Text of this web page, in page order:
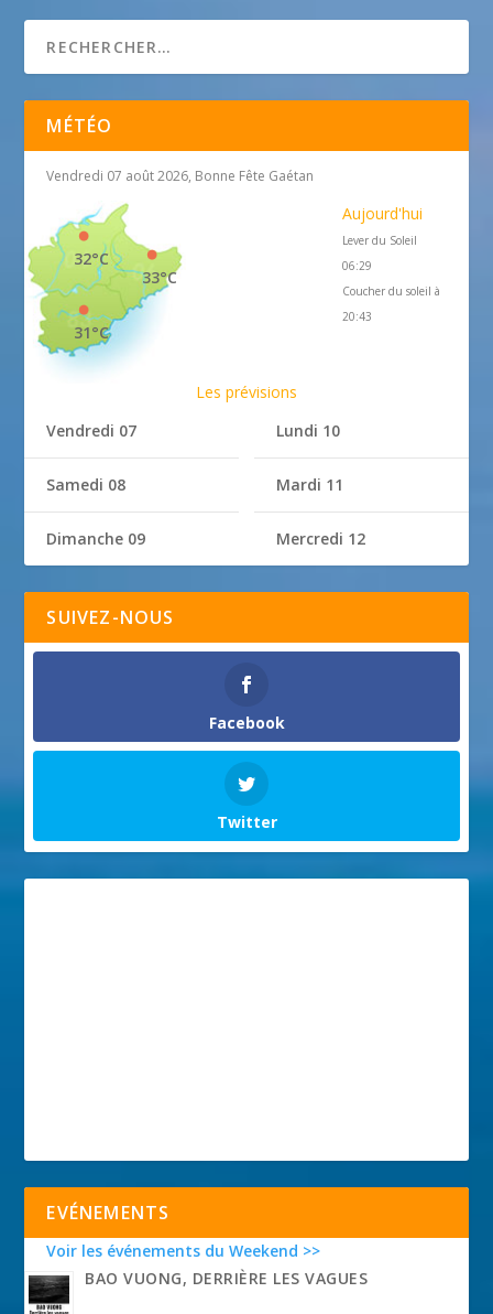
MÉTÉO
Vendredi 07 août 2026, Bonne Fête Gaétan
33°C
32°C
31°C
Aujourd'hui
Lever du Soleil
06:29
Coucher du soleil à
20:43
Les prévisions
Vendredi 07
Samedi 08
Dimanche 09
Lundi 10
Mardi 11
Mercredi 12
SUIVEZ-NOUS
Facebook
Twitter
EVÉNEMENTS
Voir les événements du Weekend >>
BAO VUONG, DERRIÈRE LES VAGUES